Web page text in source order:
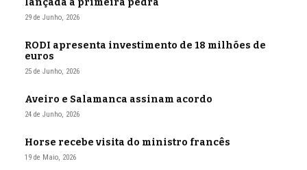
lançada a primeira pedra
29 de Junho, 2026
RODI apresenta investimento de 18 milhões de
euros
25 de Junho, 2026
Aveiro e Salamanca assinam acordo
24 de Junho, 2026
Horse recebe visita do ministro francês
19 de Maio, 2026